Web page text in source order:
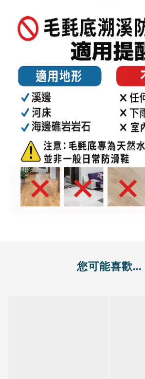
您可能喜歡...